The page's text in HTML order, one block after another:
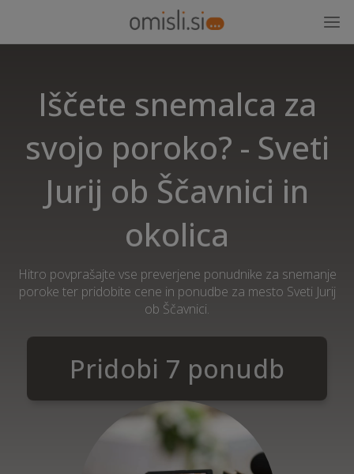
Iščete snemalca za
svojo poroko? - Sveti
Jurij ob Ščavnici in
okolica
Hitro povprašajte vse preverjene ponudnike za snemanje
poroke ter pridobite cene in ponudbe za mesto Sveti Jurij
ob Ščavnici.
Pridobi 7 ponudb